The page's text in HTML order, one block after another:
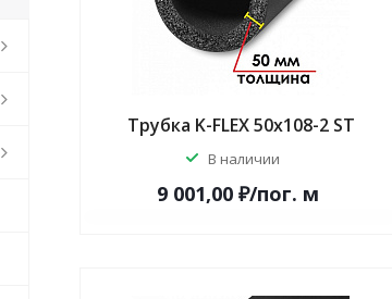
Трубка K-FLEX 50x108-2 ST
В наличии
9 001,00 ₽/пог. м